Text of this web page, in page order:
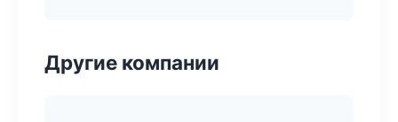
Другие компании